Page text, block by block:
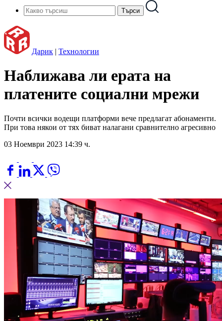
Дарик | Технологии
Наближава ли ерата на
платените социални мрежи
Почти всички водещи платформи вече предлагат абонаменти.
При това някои от тях биват налагани сравнително агресивно
03 Ноември 2023 14:39 ч.